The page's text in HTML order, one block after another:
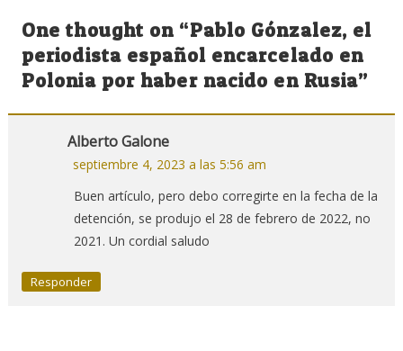
de
entradas
One thought on “Pablo Gónzalez, el
periodista español encarcelado en
Polonia por haber nacido en Rusia”
Alberto Galone
septiembre 4, 2023 a las 5:56 am
Buen artículo, pero debo corregirte en la fecha de la
detención, se produjo el 28 de febrero de 2022, no
2021. Un cordial saludo
Responder